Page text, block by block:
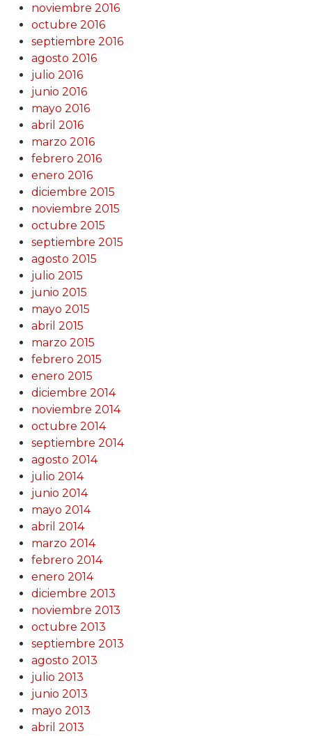
noviembre 2016
octubre 2016
septiembre 2016
agosto 2016
julio 2016
junio 2016
mayo 2016
abril 2016
marzo 2016
febrero 2016
enero 2016
diciembre 2015
noviembre 2015
octubre 2015
septiembre 2015
agosto 2015
julio 2015
junio 2015
mayo 2015
abril 2015
marzo 2015
febrero 2015
enero 2015
diciembre 2014
noviembre 2014
octubre 2014
septiembre 2014
agosto 2014
julio 2014
junio 2014
mayo 2014
abril 2014
marzo 2014
febrero 2014
enero 2014
diciembre 2013
noviembre 2013
octubre 2013
septiembre 2013
agosto 2013
julio 2013
junio 2013
mayo 2013
abril 2013